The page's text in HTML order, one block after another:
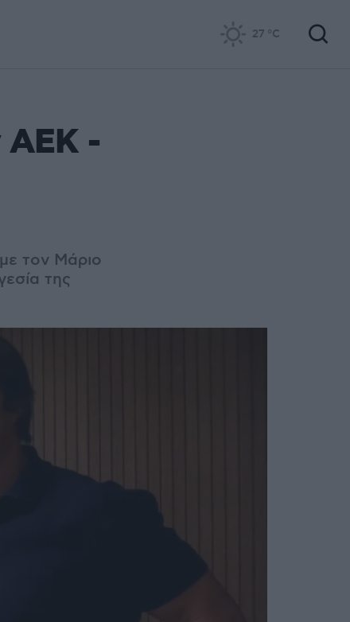
27 °C
ΑΕΚ -
τον Μάριο
της